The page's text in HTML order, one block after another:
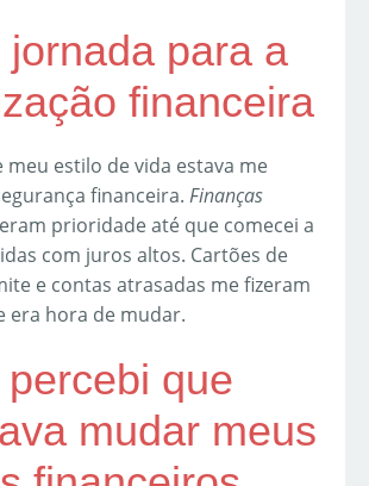
jornada para a
financeira
meu estilo de vida estava me
financeira. Finanças
prioridade até que comecei a
com juros altos. Cartões de
e contas atrasadas me fizeram
era hora de mudar.
que
mudar meus